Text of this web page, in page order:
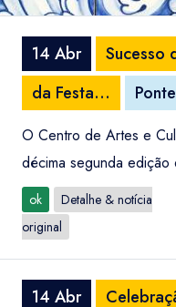
14 Abr
Sucesso
da Festa...
O Centro de Artes e
décima segunda edição
ok
Detalhe & notícia
original
14 Abr